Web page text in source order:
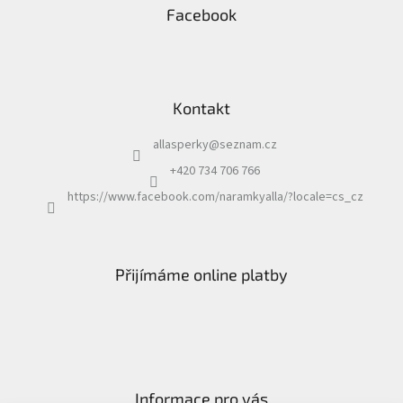
Facebook
Kontakt
allasperky@seznam.cz
+420 734 706 766
https://www.facebook.com/naramkyalla/?locale=cs_cz
Přijímáme online platby
Informace pro vás